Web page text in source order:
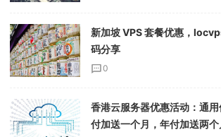
新加坡 VPS 套餐优惠，
码分享
0
香港云服务器优惠活动：通
付加送一个月，年付加送两个